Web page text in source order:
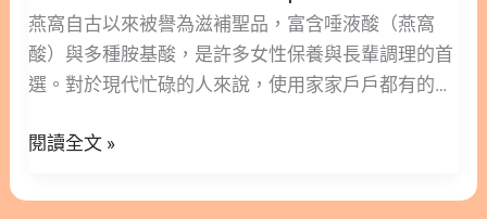
Q4：準備燕窩一定要燉很久嗎？ Q5：蛋白質過敏的
人可以吃燕窩嗎？ 1. 為什麼換季需要燕窩潤肺？呼
吸道的隱形護盾 中醫認為「肺為嬌臟」，最容易受到
乾燥時，呼吸道黏膜的水分容易流失，導致乾咳、少
燕窩自古以來被譽為滋補聖品，富含唾液酸（燕窩
酸）與多種胺基酸，是許多女性保養與長輩調理的首
選。對於現代忙碌的人來說，使用家家戶戶都有的電
法。本篇文章林安安營養師將詳細解析燕窩煮法電鍋
在家也能燉出媲美餐廳等級的冰糖燕窩。 ○ 版本閱讀
驟
輕
鬆
出
順
閱讀全文 »